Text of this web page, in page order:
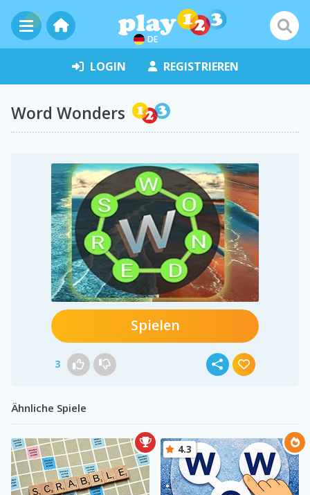
DE
LOGIN REGISTRIEREN
Word Wonders
Spielen
3
Ähnliche Spiele
4.3